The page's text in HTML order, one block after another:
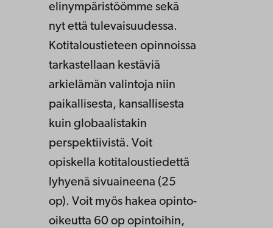
elinympäristöömme sekä
nyt että tulevaisuudessa.
Kotitaloustieteen opinnoissa
tarkastellaan kestäviä
arkielämän valintoja niin
paikallisesta, kansallisesta
kuin globaalistakin
perspektiivistä. Voit
opiskella kotitaloustiedettä
lyhyenä sivuaineena (25
op). Voit myös hakea opinto-
oikeutta 60 op opintoihin,